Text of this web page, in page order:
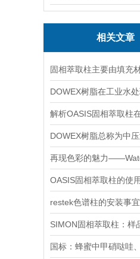
相关文章
restek色谱柱的安装事宜